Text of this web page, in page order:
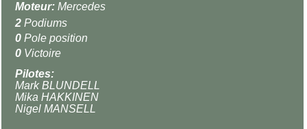
Moteur: Mercedes
2 Podiums
0 Pole position
0 Victoire
Pilotes:
Mark BLUNDELL
Mika HAKKINEN
Nigel MANSELL